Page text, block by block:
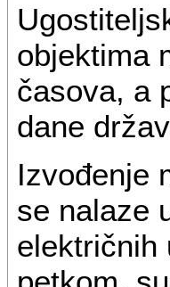
objektima
časova, a
dane
Izvođenje
se nalaze
električnih